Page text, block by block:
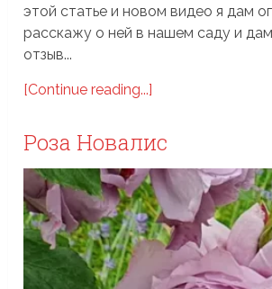
этой статье и новом видео я дам
расскажу о ней в нашем саду и
отзыв...
[Continue reading...]
Роза Новалис